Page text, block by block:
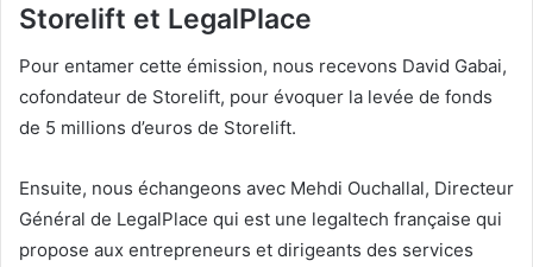
Storelift et LegalPlace
Pour entamer cette émission, nous recevons David Gabai,
cofondateur de Storelift, pour évoquer la levée de fonds
de 5 millions d’euros de Storelift.
Ensuite, nous échangeons avec Mehdi Ouchallal, Directeur
Général de LegalPlace qui est une legaltech française qui
propose aux entrepreneurs et dirigeants des services